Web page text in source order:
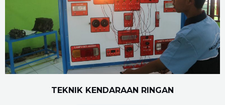
TEKNIK KENDARAAN RINGAN